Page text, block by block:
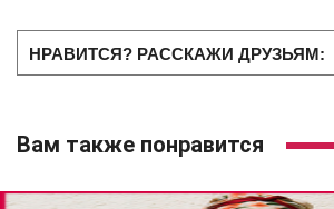
НРАВИТСЯ? РАССКАЖИ ДРУЗЬЯМ:
Вам также понравится